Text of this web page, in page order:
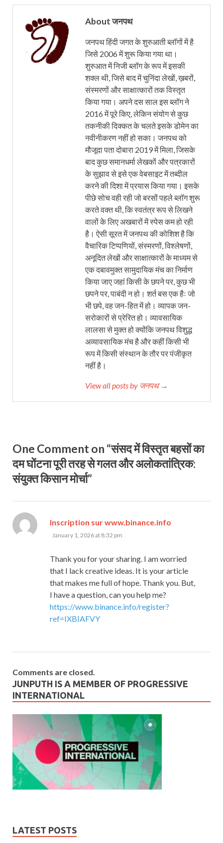
About जनपथ
जनपथ हिंदी जगत के शुरुआती ब्लॉगों में है
जिसे 2006 में शुरू किया गया था।
शुरुआत में निजी ब्लॉग के रूप में इसकी
शक्ल थी, जिसे बाद में चुनिंदा लेखों, ख़बरों,
संस्मरणों और साक्षात्कारों तक विस्तृत
किया गया। अपने दस साल इस ब्लॉग ने
2016 में पूरे किए, लेकिन संयोग से कुछ
तकनीकी दिक्कत के चलते इसके डोमेन का
नवीनीकरण नहीं हो सका। जनपथ को
मौजूदा पता दोबारा 2019 में मिला, जिसके
बाद कुछ समानधर्मा लेखकों और पत्रकारों
के सुझाव से इसे एक वेबसाइट में तब्दील
करने की दिशा में प्रयास किया गया। इसके
पीछे सोच वही रही जो बरसों पहले ब्लॉग शुरू
करते वक्त थी, कि स्वतंत्र रूप से लिखने
वालों के लिए अखबारों में स्पेस कम हो रही
है। ऐसी सूरत में जनपथ की कोशिश है कि
वैचारिक टिप्पणियों, संस्मरणों, विश्लेषणों,
अनूदित लेखों और साक्षात्कारों के माध्यम से
एक दबावमुक्त सामुदायिक मंच का निर्माण
किया जाए जहां किसी के छपने पर, कुछ भी
छपने पर, पाबंदी न हो। शर्त बस एक हैः जो
भी छपे, वह जन-हित में हो। व्यापक जन-
सरोकारों से प्रेरित हो। व्यावसायिक
लालसा से मुक्त हो क्योंकि जनपथ विशुद्ध
अव्यावसायिक मंच है और कहीं किसी भी
रूप में किसी संस्थान के तौर पर पंजीकृत
नहीं है।
View all posts by जनपथ →
One Comment on “संसद में विस्तृत बहसों का
दम घोंटना पूरी तरह से गलत और अलोकतांत्रिक:
संयुक्त किसान मोर्चा”
Inscription sur www.binance.info
January 1, 2026 at 8:32 pm
Thank you for your sharing. I am worried
that I lack creative ideas. It is your article
that makes me full of hope. Thank you. But,
I have a question, can you help me?
https://www.binance.info/register?
ref=IXBIAFVY
Comments are closed.
JUNPUTH IS A MEMBER OF PROGRESSIVE
INTERNATIONAL
LATEST POSTS